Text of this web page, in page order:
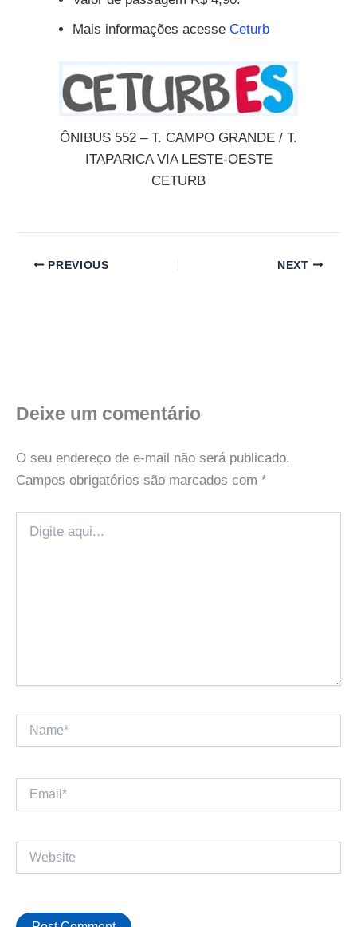
Mais informações acesse Ceturb
ÔNIBUS 552 – T. CAMPO GRANDE / T.
ITAPARICA VIA LESTE-OESTE
CETURB
PREVIOUS NEXT
Deixe um comentário
O seu endereço de e-mail não será publicado.
Campos obrigatórios são marcados com *
aqui...
Website